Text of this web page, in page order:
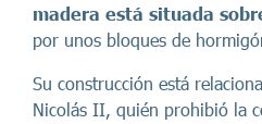
madera está situada
por unos bloques de
Su construcción está
Nicolás II, quién prohibió la